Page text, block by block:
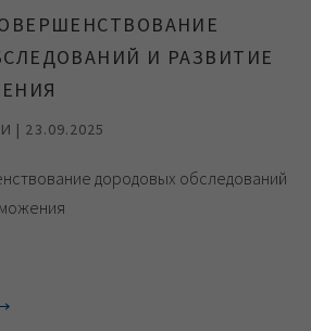
И РАЗВИТИЕ
| 23.09.2025
дородовых обследований